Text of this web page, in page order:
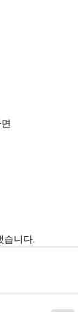
습니다.